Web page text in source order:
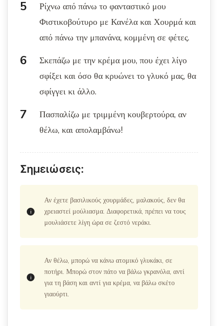
Ρίχνω από πάνω το φανταστικό μου
Φιστικοβούτυρο με Κανέλα και Χουρμά και
από πάνω την μπανάνα, κομμένη σε φέτες.
Σκεπάζω με την κρέμα μου, που έχει λίγο
σφίξει και όσο θα κρυώνει το γλυκό μας, θα
σφίγγει κι άλλο.
Πασπαλίζω με τριμμένη κουβερτούρα, αν
θέλω, και απολαμβάνω!
Σημειώσεις:
Αν έχετε βασιλικούς χουρμάδες, μαλακούς, δεν θα
χρειαστεί μούλιασμα. Διαφορετικά, πρέπει να τους
μουλιάσετε λίγη ώρα σε ζεστό νεράκι.
Αν θέλω, μπορώ να κάνω ατομικό γλυκάκι, σε
ποτήρι. Μπορώ στον πάτο να βάλω γκρανόλα, αντί
για τη βάση και αντί για κρέμα, να βάλω σκέτο
γιαούρτι.